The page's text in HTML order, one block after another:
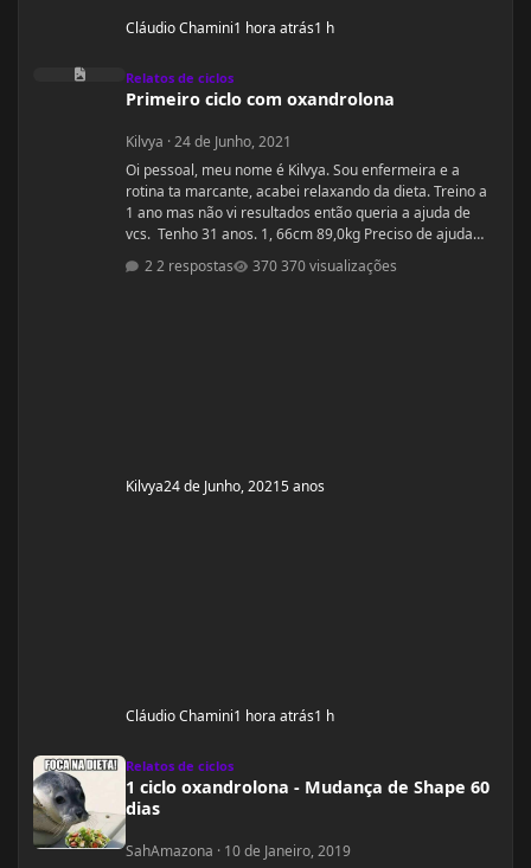
Cláudio Chamini1 hora atrás1 h
Primeiro ciclo com oxandrolona
Relatos de ciclos
Primeiro ciclo com oxandrolona
Kilvya ·24 de Junho, 2021
Oi pessoal, meu nome é Kilvya. Sou enfermeira e a
rotina ta marcante, acabei relaxando da dieta. Treino a
1 ano mas não vi resultados então queria a ajuda de
vcs. Tenho 31 anos. 1, 66cm 89,0kg Preciso de ajuda
urgente! Vou mudar a dieta e as séries, então queria
começar junto com vcs do zero.
2 respostas 370 visualizações
Kilvya24 de Junho, 20215 anos
Cláudio Chamini1 hora atrás1 h
1 ciclo oxandrolona - Mudança de Shape 60 dias
Relatos de ciclos
1 ciclo oxandrolona - Mudança de Shape 60
dias
SahAmazona · 10 de Janeiro, 2019